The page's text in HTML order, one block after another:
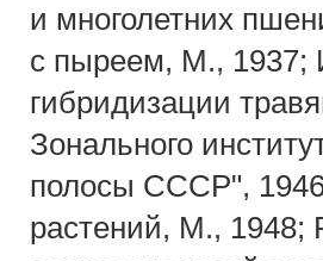
и многолетних
с пыреем, М., 1937;
гибридизации
Зонального
полосы СССР",
растений, М., 1948;